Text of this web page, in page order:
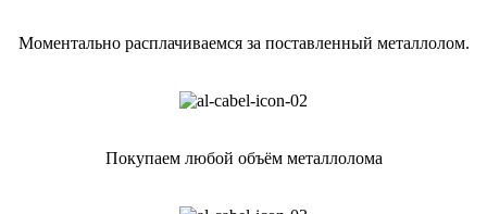
Моментально расплачиваемся за поставленный металлолом.
Покупаем любой объём металлолома